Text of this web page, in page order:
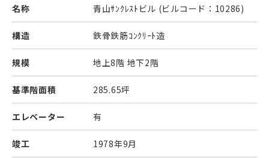
名称 青山ｻﾝｸﾚｽﾄビル (ビルコード：10286)
構造 鉄骨鉄筋ｺﾝｸﾘｰﾄ造
規模 地上8階 地下2階
基準階面積 285.65坪
エレベーター 有
竣工 1978年9月